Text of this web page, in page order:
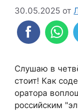
30.05.2025 от
Слушаю в
стоит! Как
оратора
российским